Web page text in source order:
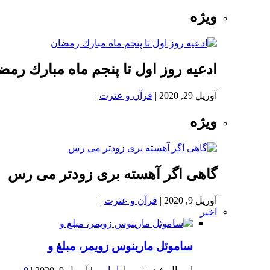
ویژه
ادعيه روز اول تا پنجم ماه مبارك
آوریل 29, 2020 | قرآن و عترت |
ویژه
گاهی اگر آهسته بری زودتر می رس
آوریل 9, 2020 | قرآن و عترت |
اخیر
ساموئل مارینوس زویمر، مبلغ و